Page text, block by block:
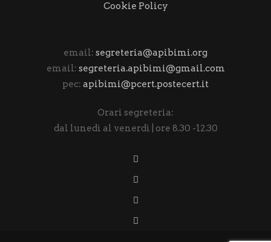
Cookie Policy
email: segreteria@apibimi.org
email: segreteria.apibimi@gmail.com
pec: apibimi@pcert.postecert.it
Orari segreteria:
dal lunedì al venerdì | ore 8.30 -12.30